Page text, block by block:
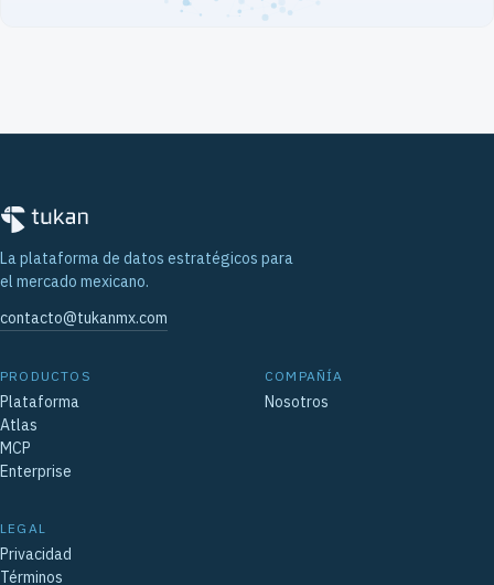
La plataforma de datos estratégicos para
el mercado mexicano.
contacto@tukanmx.com
PRODUCTOS
Plataforma
Atlas
MCP
Enterprise
COMPAÑÍA
Nosotros
LEGAL
Privacidad
Términos